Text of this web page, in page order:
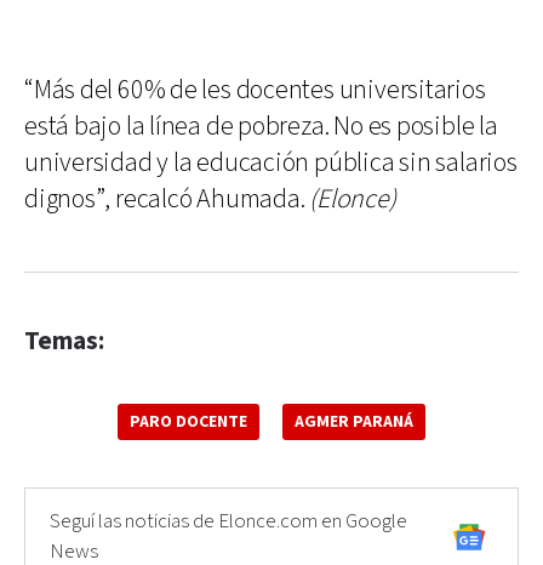
“Más del 60% de les docentes universitarios
está bajo la línea de pobreza. No es posible la
universidad y la educación pública sin salarios
dignos”, recalcó Ahumada. (Elonce)
Temas:
PARO DOCENTE AGMER PARANÁ
Seguí las noticias de Elonce.com en Google
News